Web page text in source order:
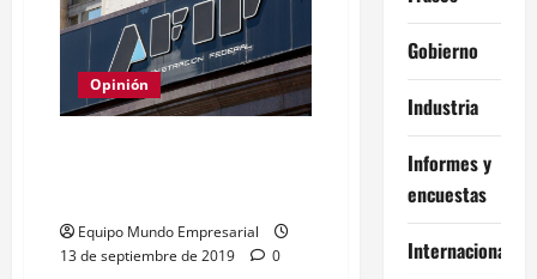
presidencia,
el
FMI
no
desembolsará
Opinión
Equipo Mundo Empresarial
13 de septiembre de 2019
0
Gobierno
Industria
Informes y
encuestas
Internacional